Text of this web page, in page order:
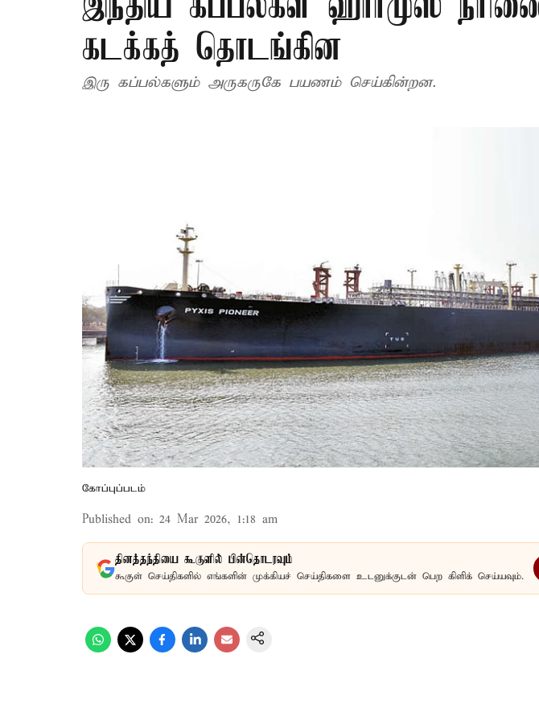
கடக்கத் தொடங்கின
இரு கப்பல்களும் அருகருகே பயணம் செய்கின்றன.
கோப்புப்படம்
Published on: 24 Mar 2026, 1:18 am
தினத்தந்தியை கூகுளில் பின்தொடரவும்
கூகுள் செய்திகளில் எங்களின் முக்கியச் செய்திகளை உடனுக்குடன் பெற கிளிக் செய்யவும்.